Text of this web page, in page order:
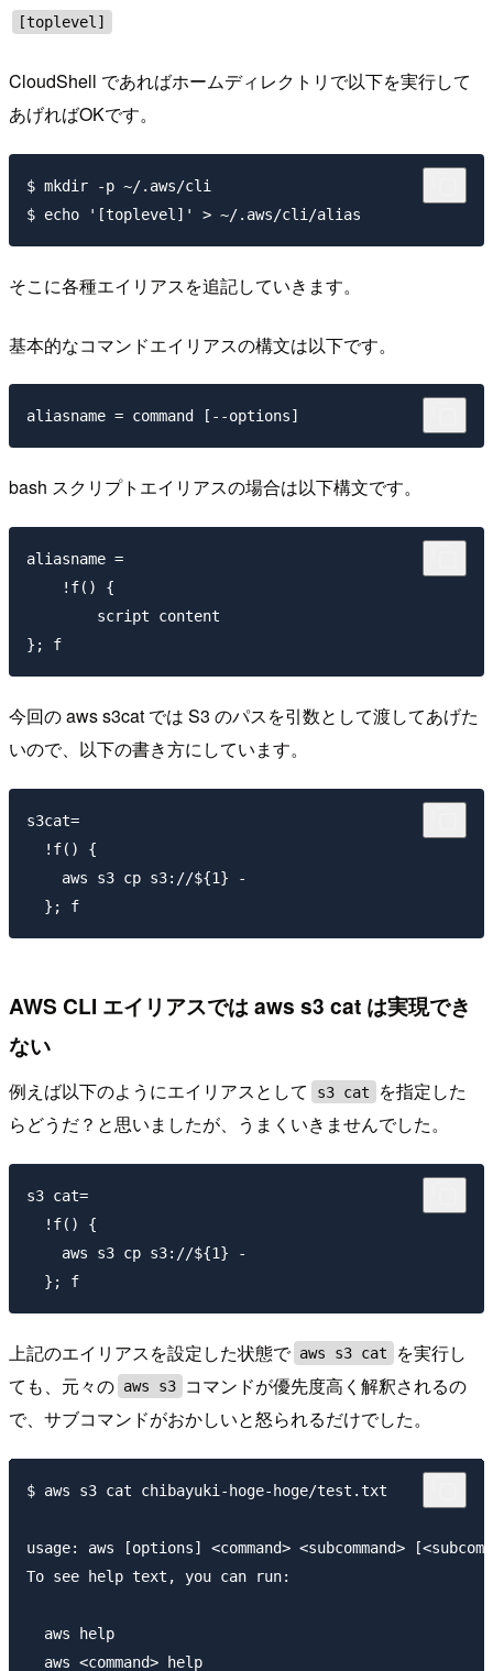
[toplevel]
CloudShell であればホームディレクトリで以下を実行して
あげればOKです。
$ mkdir -p ~/.aws/cli
そこに各種エイリアスを追記していきます。
基本的なコマンドエイリアスの構文は以下です。
bash スクリプトエイリアスの場合は以下構文です。
aliasname =
    !f() {
        script content
今回の aws s3cat では S3 のパスを引数として渡してあげた
いので、以下の書き方にしています。
s3cat=
  !f() {
    aws s3 cp s3://${1} -
AWS CLI エイリアスでは aws s3 cat は実現でき
ない
例えば以下のようにエイリアスとして s3 cat
を指定した
らどうだ？と思いましたが、うまくいきませんでした。
s3 cat=
  !f() {
    aws s3 cp s3://${1} -
上記のエイリアスを設定した状態で aws s3 cat
を実行し
ても、元々の aws s3
コマンドが優先度高く解釈されるの
で、サブコマンドがおかしいと怒られるだけでした。
$ aws s3 cat chibayuki-hoge-hoge/test.txt
usage: aws [options] <command> <subcommand>
To see help text, you can run:
  aws help
  aws <command> help